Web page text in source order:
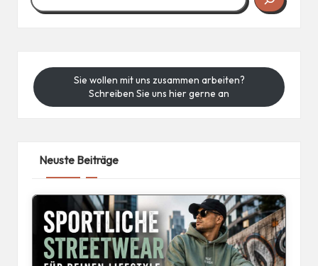
Sie wollen mit uns zusammen arbeiten?
Schreiben Sie uns hier gerne an
Neuste Beiträge